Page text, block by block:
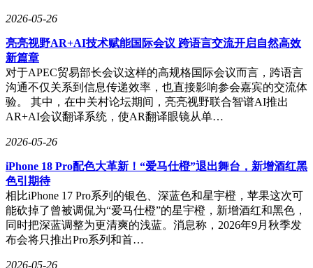
2026-05-26
亮亮视野AR+AI技术赋能国际会议 跨语言交流开启自然高效
新篇章
对于APEC贸易部长会议这样的高规格国际会议而言，跨语言
沟通不仅关系到信息传递效率，也直接影响参会嘉宾的交流体
验。 其中，在中关村论坛期间，亮亮视野联合智谱AI推出
AR+AI会议翻译系统，使AR翻译眼镜从单…
2026-05-26
iPhone 18 Pro配色大革新！“爱马仕橙”退出舞台，新增酒红黑
色引期待
相比iPhone 17 Pro系列的银色、深蓝色和星宇橙，苹果这次可
能砍掉了曾被调侃为“爱马仕橙”的星宇橙，新增酒红和黑色，
同时把深蓝调整为更清爽的浅蓝。消息称，2026年9月秋季发
布会将只推出Pro系列和首…
2026-05-26